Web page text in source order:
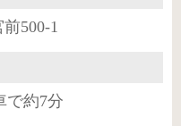
500-1
で約7分